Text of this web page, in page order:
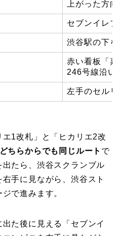
上がった方
セブンイレ
渋谷駅の下
赤い看板「
246号線沿い
左手のセル
1改札」と「ヒカリエ2改
どちらからでも同じルート で
たら、渋谷スクランブル
手に見ながら、渋谷スト
で進みます。
出た後に見える「セブンイ